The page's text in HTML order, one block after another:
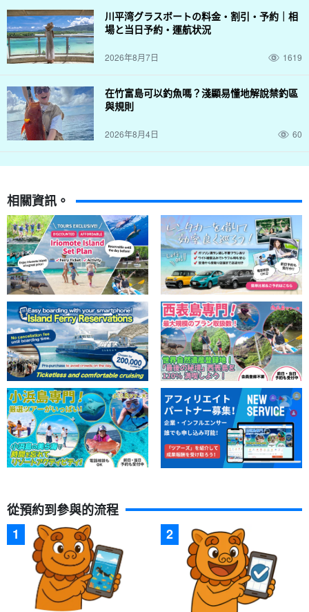
川平湾グラスボートの料金・割引・予約｜相
場と当日予約・運航状況
2026年8月7日 1619
在竹富島可以釣魚嗎？淺顯易懂地解說禁釣區
與規則
2026年8月4日 60
相關資訊。
從預約到參與的流程